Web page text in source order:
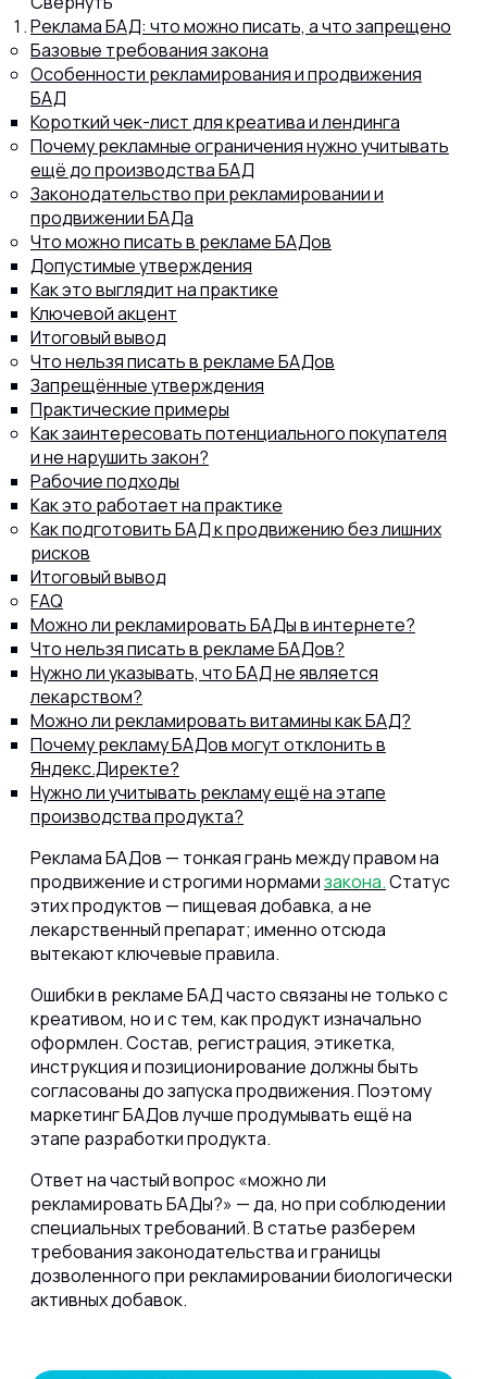
Коллагена
Протеина
Спортивного питания
Каталог
Статьи
8 (800) 302-77-51
Реклама БАД: что можно писать, а что запрещено
Базовые требования закона
Особенности рекламирования и продвижения
БАД
Короткий чек-лист для креатива и лендинга
Почему рекламные ограничения нужно учитывать
ещё до производства БАД
Законодательство при рекламировании и
продвижении БАДа
Что можно писать в рекламе БАДов
Допустимые утверждения
Как это выглядит на практике
Ключевой акцент
Итоговый вывод
Что нельзя писать в рекламе БАДов
Запрещённые утверждения
Практические примеры
Как заинтересовать потенциального покупателя
и не нарушить закон?
Рабочие подходы
Как это работает на практике
Как подготовить БАД к продвижению без лишних
рисков
Итоговый вывод
FAQ
Можно ли рекламировать БАДы в интернете?
Что нельзя писать в рекламе БАДов?
Нужно ли указывать, что БАД не является
лекарством?
Можно ли рекламировать витамины как БАД?
Почему рекламу БАДов могут отклонить в
Яндекс.Директе?
Нужно ли учитывать рекламу ещё на этапе
производства продукта?
Реклама БАДов — тонкая грань между правом на
продвижение и строгими нормамизакона.Статус
этих продуктов — пищевая добавка, а не
лекарственный препарат; именно отсюда
вытекают ключевые правила.
Ошибки в рекламе БАД часто связаны не только с
креативом, но и с тем, как продукт изначально
оформлен. Состав, регистрация, этикетка,
инструкция и позиционирование должны быть
согласованы до запуска продвижения. Поэтому
маркетинг БАДов лучше продумывать ещё на
этапе разработки продукта.
Ответ на частый вопрос «можно ли
рекламировать БАДы?» — да, но при соблюдении
специальных требований. В статье разберем
требования законодательства и границы
дозволенного при рекламировании биологически
активных добавок.